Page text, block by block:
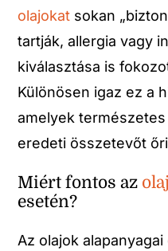
olajokat sokan
tartják, allergia vagy
kiválasztása is
Különösen igaz ez a
amelyek
eredeti összetevőt
Miért fontos az
esetén?
Az olajok